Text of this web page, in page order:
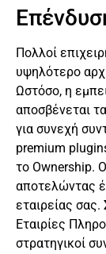
Πολλοί
υψηλότερο
Ωστόσο, η
αποσβένεται
για συνεχή
premium
το Ownership.
αποτελώντας
εταιρείας σας.
Εταιρίες
στρατηγικοί